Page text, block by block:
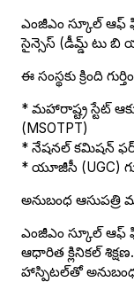
ఎంజీఎం స్కూల్ ఆఫ్
సైన్సెస్ (డీమ్డ్ టు బి
ఈ సంస్థకు క్రింది
* మహారాష్ట్ర స్టేట్
(MSOTPT)
* నేషనల్ కమిషన్ ఫర్
* యూజీసీ (UGC)
అనుబంధ ఆసుపత్రి
ఎంజీఎం స్కూల్ ఆఫ్
ఆధారిత క్లినికల్
హాస్పిటల్‌తో